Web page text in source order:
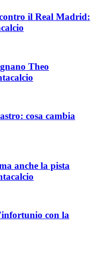
il Real Madrid:
Theo
cosa cambia
anche la pista
con la